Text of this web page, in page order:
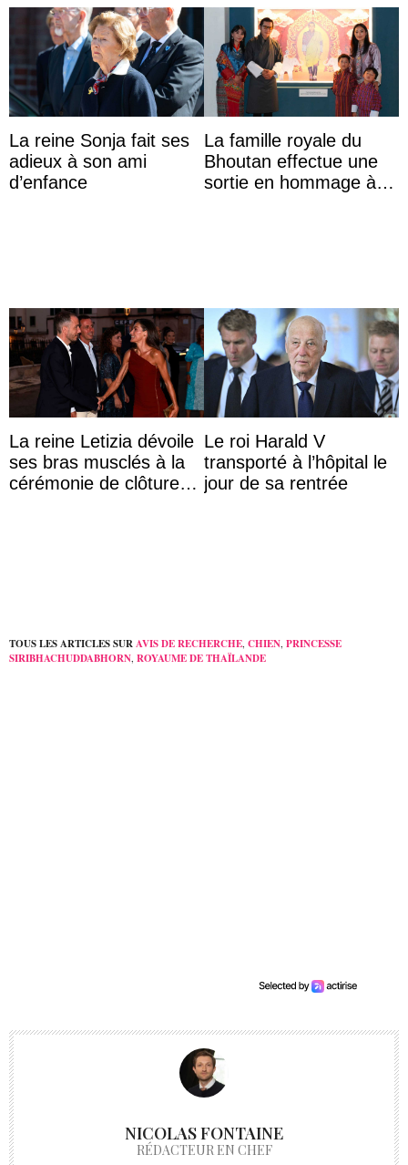
La reine Sonja fait ses
adieux à son ami
d’enfance
La famille royale du
Bhoutan effectue une
sortie en hommage à
La reine Letizia dévoile
ses bras musclés à la
cérémonie de clôture
Le roi Harald V
transporté à l’hôpital le
jour de sa rentrée
TOUS LES ARTICLES SURAVIS DE RECHERCHE CHIEN PRINCESSE
SIRIBHACHUDDABHORN ROYAUME DE THAÏLANDE
NICOLAS FONTAINE
RÉDACTEUR EN CHEF